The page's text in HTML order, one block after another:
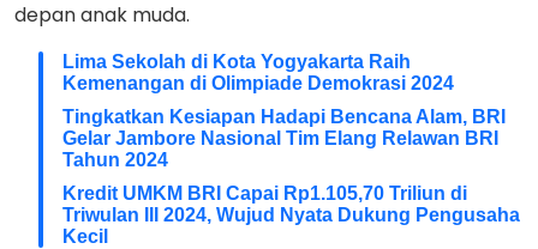
depan anak muda.
Lima Sekolah di Kota Yogyakarta Raih
Kemenangan di Olimpiade Demokrasi 2024
Tingkatkan Kesiapan Hadapi Bencana Alam, BRI
Gelar Jambore Nasional Tim Elang Relawan BRI
Tahun 2024
Kredit UMKM BRI Capai Rp1.105,70 Triliun di
Triwulan III 2024, Wujud Nyata Dukung Pengusaha
Kecil